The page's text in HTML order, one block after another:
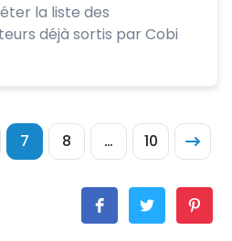
la liste des
déjà sortis par Cobi
7 8 … 10